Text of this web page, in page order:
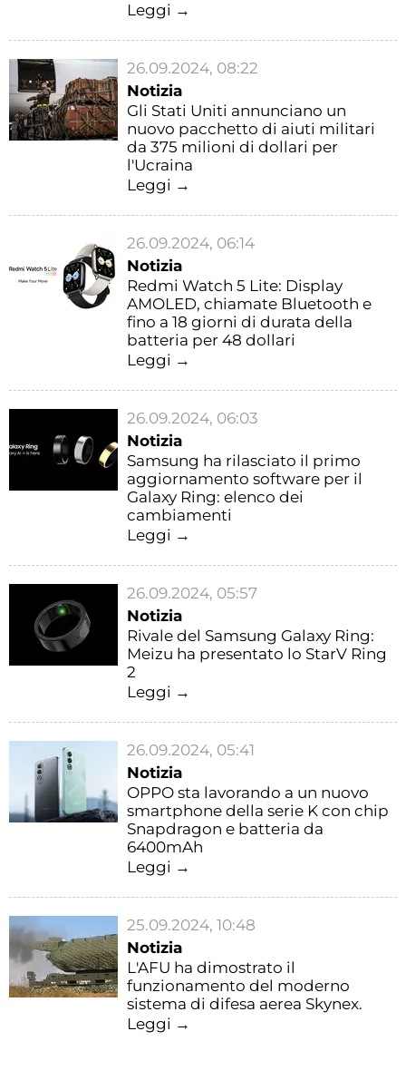
Leggi →
26.09.2024, 08:22
Notizia
Gli Stati Uniti annunciano un
nuovo pacchetto di aiuti militari
da 375 milioni di dollari per
l'Ucraina
Leggi →
26.09.2024, 06:14
Notizia
Redmi Watch 5 Lite: Display
AMOLED, chiamate Bluetooth e
fino a 18 giorni di durata della
batteria per 48 dollari
Leggi →
26.09.2024, 06:03
Notizia
Samsung ha rilasciato il primo
aggiornamento software per il
Galaxy Ring: elenco dei
cambiamenti
Leggi →
26.09.2024, 05:57
Notizia
Rivale del Samsung Galaxy Ring:
Meizu ha presentato lo StarV Ring
2
Leggi →
26.09.2024, 05:41
Notizia
OPPO sta lavorando a un nuovo
smartphone della serie K con chip
Snapdragon e batteria da
6400mAh
Leggi →
25.09.2024, 10:48
Notizia
L'AFU ha dimostrato il
funzionamento del moderno
sistema di difesa aerea Skynex.
Leggi →